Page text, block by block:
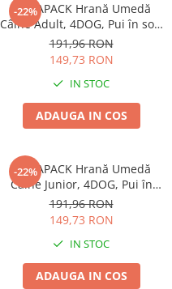
-22%
MEGAPACK Hrană Umedă
Câine Adult, 4DOG, Pui în sos,
96x100g
191,96 RON
149,73 RON
IN STOC
ADAUGA IN COS
-22%
MEGAPACK Hrană Umedă
Câine Junior, 4DOG, Pui în
sos, 96x100g
191,96 RON
149,73 RON
IN STOC
ADAUGA IN COS